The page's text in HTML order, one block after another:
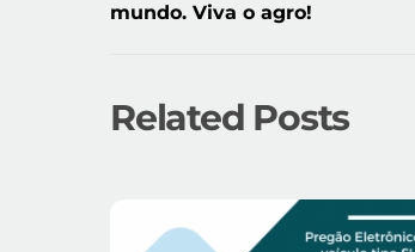
mundo. Viva o agro!
Related Posts